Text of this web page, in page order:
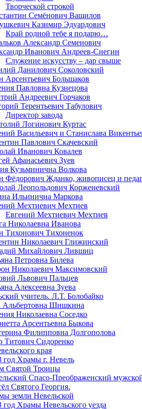
Творческой строкой
Семёнович Ващилов
Казимир Эдуардович
Край родной тебе я подарю…
Александр Семенович
Иванович Андреев-Снегин
Служение искусству – дар свыше
Данилович Соколовский
Арсентьевич Большаков
Павловна Кузнецова
Андреевич Горчаков
Терентьевич Табулович
Директор завода
Логинович Куртас
Васильевич и Станислава
Павлович Скачевский
Иванович Ковалев
Афанасьевич Зуев
Кузьминична Волкова
Фёдорович Жданко, живописец и
Леопольдович Корженевский
Ильинична Маркова
Мехтиевич Мехтиев
Евгений Мехтиевич Мехтиев
Николаевна Иванова
Тихонович Тихоненок
Николаевич Глижинский
Михайлович Лившиц
Петровна Билева
Николаевич Максимовский
Львович Пальцев
Алексеевна Зуева
учитель. Л.Т. Болобайко
Альбертовна Шишкина
Николаевна Соседко
Арсентьевна Быкова
Филипповна Долгополова
Титович Сидоренко
края
год Храмы г. Невель
Святой Троицы
Спасо-Преображенский
Святого Георгия.
земли Невельской
год Храмы Невельского уезда